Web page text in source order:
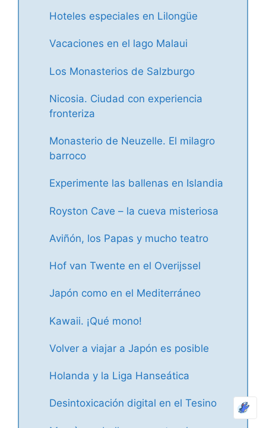
Hoteles especiales en Lilongüe
Vacaciones en el lago Malaui
Los Monasterios de Salzburgo
Nicosia. Ciudad con experiencia
fronteriza
Monasterio de Neuzelle. El milagro
barroco
Experimente las ballenas en Islandia
Royston Cave – la cueva misteriosa
Aviñón, los Papas y mucho teatro
Hof van Twente en el Overijssel
Japón como en el Mediterráneo
Kawaii. ¡Qué mono!
Volver a viajar a Japón es posible
Holanda y la Liga Hanseática
Desintoxicación digital en el Tesino